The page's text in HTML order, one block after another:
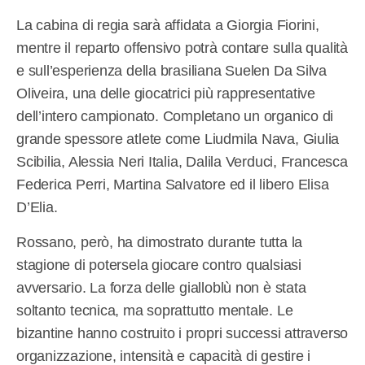
La cabina di regia sarà affidata a Giorgia Fiorini,
mentre il reparto offensivo potrà contare sulla qualità
e sull’esperienza della brasiliana Suelen Da Silva
Oliveira, una delle giocatrici più rappresentative
dell’intero campionato. Completano un organico di
grande spessore atlete come Liudmila Nava, Giulia
Scibilia, Alessia Neri Italia, Dalila Verduci, Francesca
Federica Perri, Martina Salvatore ed il libero Elisa
D’Elia.
Rossano, però, ha dimostrato durante tutta la
stagione di potersela giocare contro qualsiasi
avversario. La forza delle gialloblù non è stata
soltanto tecnica, ma soprattutto mentale. Le
bizantine hanno costruito i propri successi attraverso
organizzazione, intensità e capacità di gestire i